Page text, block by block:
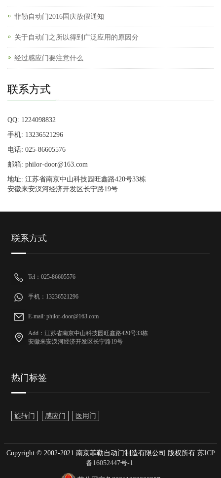
菲勒自动门2016国庆放假通知
关于自动门之所以得到广泛应用的原因分
经过感应门要注意什么
联系方式
QQ: 1224098832
手机: 13236521296
电话: 025-86605576
邮箱: philor-door@163.com
地址: 江苏省南京中山科技园旺鑫路420号33栋
安徽来安汊河经济开发区长宁路19号
联系方式
Tel：025-86605576
手机：13236521296
E-mail: philor-door@163.com
Add：江苏省南京中山科技园旺鑫路420号33栋
安徽来安汊河经济开发区长宁路19号
热门标签
旋转门 感应门 医用门
Copyright © 2002-2021 南京菲勒自动门制造有限公司 版权所有苏ICP
备16052447号-1